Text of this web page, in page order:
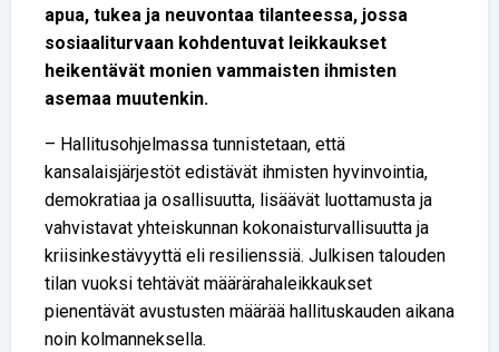
apua, tukea ja neuvontaa tilanteessa, jossa
sosiaaliturvaan kohdentuvat leikkaukset
heikentävät monien vammaisten ihmisten
asemaa muutenkin.
– Hallitusohjelmassa tunnistetaan, että
kansalaisjärjestöt edistävät ihmisten hyvinvointia,
demokratiaa ja osallisuutta, lisäävät luottamusta ja
vahvistavat yhteiskunnan kokonaisturvallisuutta ja
kriisinkestävyyttä eli resilienssiä. Julkisen talouden
tilan vuoksi tehtävät määrärahaleikkaukset
pienentävät avustusten määrää hallituskauden aikana
noin kolmanneksella.